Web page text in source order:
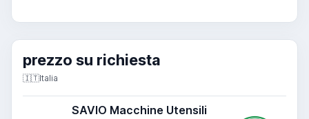
prezzo su richiesta
🇮🇹Italia
SAVIO Macchine Utensili